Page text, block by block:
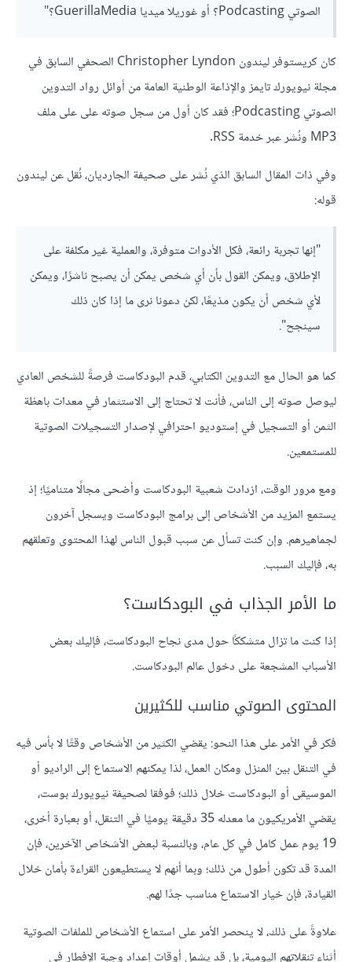
الصوتي Podcasting؟ أو غوريلا ميديا GuerillaMedia؟"
كان كريستوفر ليندون Christopher Lyndon الصحفي السابق في
مجلة نيويورك تايمز والإذاعة الوطنية العامة من أوائل رواد التدوين
الصوتي Podcasting؛ فقد كان أول من سجل صوته على على ملف
MP3 ونُشر عبر خدمة RSS.
وفي ذات المقال السابق الذي نُشر على صحيفة الجارديان، نُقل عن ليندون
قوله:
"إنها تجربة رائعة، فكل الأدوات متوفرة، والعملية غير مكلفة على
الإطلاق، ويمكن القول بأن أي شخص يمكن أن يصبح ناشرًا، ويمكن
لأي شخص أن يكون مذيعًا، لكن دعونا نرى ما إذا كان ذلك
سينجح".
كما هو الحال مع التدوين الكتابي، قدم البودكاست فرصةً للشخص العادي
ليوصل صوته إلى الناس، فأنت لا تحتاج إلى الاستثمار في معدات باهظة
الثمن أو التسجيل في إستوديو احترافي لإصدار التسجيلات الصوتية
للمستمعين.
ومع مرور الوقت، ازدادت شعبية البودكاست وأضحى مجالًا متناميًا؛ إذ
يستمع المزيد من الأشخاص إلى برامج البودكاست ويسجل آخرون
لجماهيرهم. وإن كنت تسأل عن سبب قبول الناس لهذا المحتوى وتعلقهم
به، فإليك السبب.
ما الأمر الجذاب في البودكاست؟
إذا كنت ما تزال متشككًا حول مدى نجاح البودكاست، فإليك بعض
الأسباب المشجعة على دخول عالم البودكاست.
المحتوى الصوتي مناسب للكثيرين
فكر في الأمر على هذا النحو: يقضي الكثير من الأشخاص وقتًا لا بأس فيه
في التنقل بين المنزل ومكان العمل، لذا يمكنهم الاستماع إلى الراديو أو
الموسيقى أو البودكاست خلال ذلك؛ فوفقا لصحيفة نيويورك بوست،
يقضي الأمريكيون ما معدله 35 دقيقة يوميًا في التنقل، أو بعبارة أخرى،
19 يوم عمل كامل في كل عام، وبالنسبة لبعض الأشخاص الآخرين، فإن
المدة قد تكون أطول من ذلك؛ وبما أنهم لا يستطيعون القراءة بأمان خلال
القيادة، فإن خيار الاستماع مناسب جدًا لهم.
علاوةً على ذلك، لا ينحصر الأمر على استماع الأشخاص للملفات الصوتية
أثناء تنقلاتهم اليومية، بل قد يشمل أوقات إعداد وجبة الإفطار في